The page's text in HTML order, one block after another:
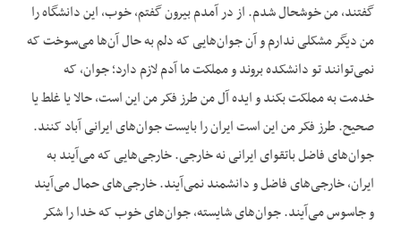
گفتند، من خوشحال شدم. از در آمدم بیرون گفتم، خوب، این دانشگاه را
من دیگر مشکلی ندارم و آن جوان‌هایی که دلم به حال آن‌ها می‌سوخت که
نمی‌توانند تو دانشکده بروند و مملکت ما آدم لازم دارد؛ جوان، که
خدمت به مملکت بکند و ایده آل من طرز فکر من این است، حالا یا غلط یا
صحیح. طرز فکر من این است ایران را بایست جوان‌های ایرانی آباد کنند.
جوان‌های فاضل باتقوای ایرانی نه خارجی. خارجی‌هایی که می‌آیند به
ایران، خارجی‌های فاضل و دانشمند نمی‌آیند. خارجی‌های حمال می‌آیند
و جاسوس می‌آیند. جوان‌های شایسته، جوان‌های خوب که خدا را شکر